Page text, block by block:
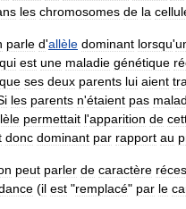
les chromosomes de la
parle d'allèle dominant lorsqu'
qui est une maladie génétique
que ses deux parents lui aient
les parents n'étaient pas
permettait l'apparition de
donc dominant par rapport au
peut parler de caractère
(il est "remplacé" par le